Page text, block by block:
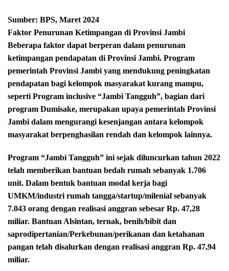
Sumber: BPS, Maret 2024
Faktor Penurunan Ketimpangan di Provinsi Jambi
Beberapa faktor dapat berperan dalam penurunan
ketimpangan pendapatan di Provinsi Jambi. Program
pemerintah Provinsi Jambi yang mendukung peningkatan
pendapatan bagi kelompok masyarakat kurang mampu,
seperti Program inclusive “Jambi Tangguh”, bagian dari
program Dumisake, merupakan upaya pemerintah Provinsi
Jambi dalam mengurangi kesenjangan antara kelompok
masyarakat berpenghasilan rendah dan kelompok lainnya.
Program “Jambi Tangguh” ini sejak diluncurkan tahun 2022
telah memberikan bantuan bedah rumah sebanyak 1.706
unit. Dalam bentuk bantuan modal kerja bagi
UMKM/industri rumah tangga/startup/milenial sebanyak
7.043 orang dengan realisasi anggran sebesar Rp. 47,28
miliar. Bantuan Alsintan, ternak, benih/bibit dan
saprodipertanian/Perkebunan/perikanan dan ketahanan
pangan telah disalurkan dengan realisasi anggran Rp. 47,94
miliar.